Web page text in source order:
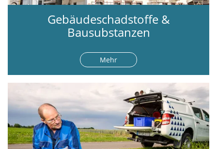
Gebäudeschadstoffe &
Bausubstanzen
Mehr